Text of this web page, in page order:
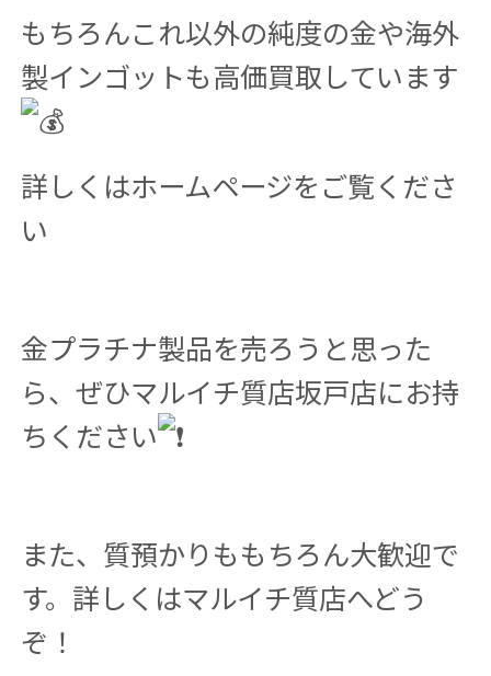
もちろんこれ以外の純度の金や海外
製インゴットも高価買取しています
詳しくはホームページをご覧くださ
い
金プラチナ製品を売ろうと思った
ら、ぜひマルイチ質店坂戸店にお持
ちください
また、質預かりももちろん大歓迎で
す。詳しくはマルイチ質店へどう
ぞ！